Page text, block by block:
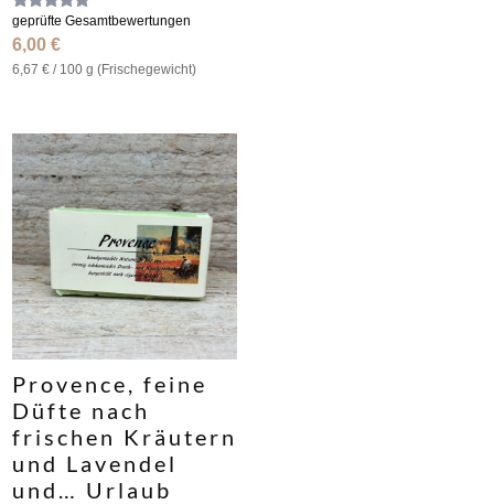
Bewertet
mit
4.80
von 5
geprüfte Gesamtbewertungen
6,00€
6,67€ / 100 g (Frische­gewicht)
Provence, feine
Düfte nach
frischen Kräutern
und Lavendel
und… Urlaub